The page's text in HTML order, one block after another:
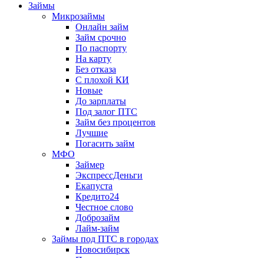
Займы
Микрозаймы
Онлайн займ
Займ срочно
По паспорту
На карту
Без отказа
С плохой КИ
Новые
До зарплаты
Под залог ПТС
Займ без процентов
Лучшие
Погасить займ
МФО
Займер
ЭкспрессДеньги
Екапуста
Кредито24
Честное слово
Доброзайм
Лайм-займ
Займы под ПТС в городах
Новосибирск